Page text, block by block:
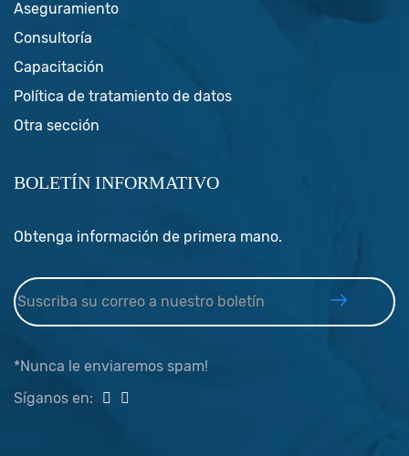
Aseguramiento
Consultoría
Capacitación
Política de tratamiento de datos
Otra sección
BOLETÍN INFORMATIVO
Obtenga información de primera mano.
*Nunca le enviaremos spam!
Síganos en: